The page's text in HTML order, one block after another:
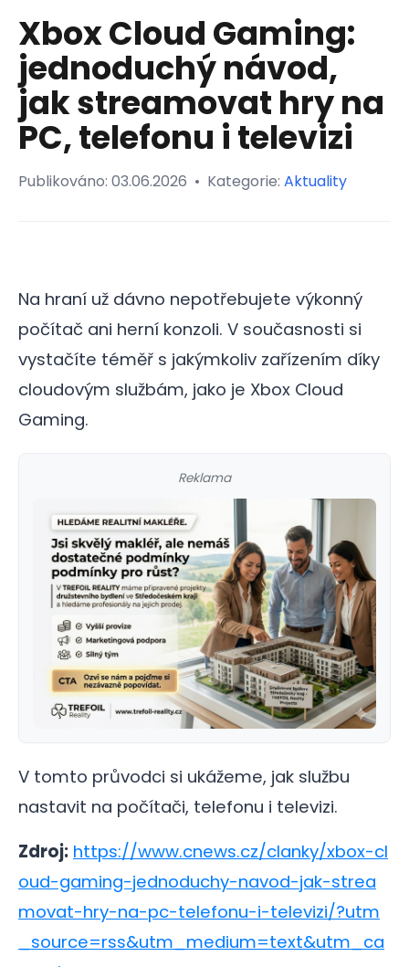
Xbox Cloud Gaming:
jednoduchý návod,
jak streamovat hry na
PC, telefonu i televizi
Publikováno: 03.06.2026 • Kategorie: Aktuality
Na hraní už dávno nepotřebujete výkonný
počítač ani herní konzoli. V současnosti si
vystačíte téměř s jakýmkoliv zařízením díky
cloudovým službám, jako je Xbox Cloud
Gaming.
Reklama
V tomto průvodci si ukážeme, jak službu
nastavit na počítači, telefonu i televizi.
Zdroj: https://www.cnews.cz/clanky/xbox-cl
oud-gaming-jednoduchy-navod-jak-strea
movat-hry-na-pc-telefonu-i-televizi/?utm
_source=rss&utm_medium=text&utm_ca